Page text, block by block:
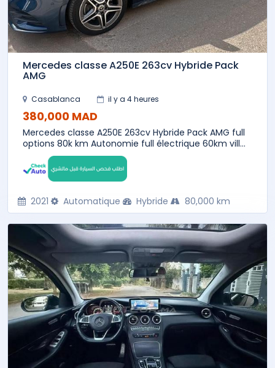
Mercedes classe A250E 263cv Hybride Pack
AMG
Casablanca il y a 4 heures
380,000 MAD
Mercedes classe A250E 263cv Hybride Pack AMG full
options 80k km Autonomie full électrique 60km vill...
2021 Automatique Hybride 80,000 km